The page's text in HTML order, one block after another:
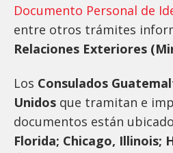
Documento Personal de
entre otros trámites
Relaciones Exteriores
Los Consulados
Unidos que tramitan e
documentos están
Florida; Chicago, Illinois;